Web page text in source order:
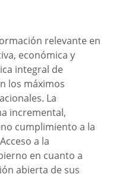
relevante en
económica y
integral de
los máximos
La
incremental,
cumplimiento a la
a la
en cuanto a
abierta de sus